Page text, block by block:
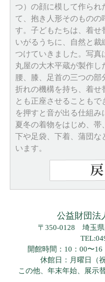
つ）の顔に模して作られ
て、抱き人形そのものの
す。子どもたちは、着せ
いがるうちに、自然と
つけていきました。写真
丸屋の大木平蔵が製作
腰、膝、足首の三つの
折れの機構を持ち、着せ
とも正座させることも
を押すと音が出る仕組
夏冬の着物をはじめ、
下や足袋、下着、蒲団な
います。
公益財団
〒350-0128 埼玉県
開館時間：10：00〜16
休館日：月曜日（
この他、年末年始、展示